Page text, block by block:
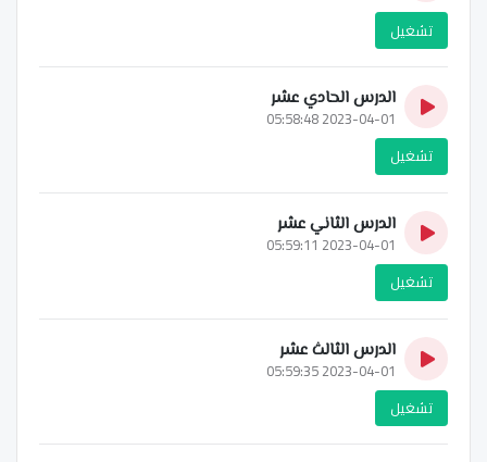
تشغيل
الدرس الحادي عشر
2023-04-01 05:58:48
تشغيل
الدرس الثاني عشر
2023-04-01 05:59:11
تشغيل
الدرس الثالث عشر
2023-04-01 05:59:35
تشغيل